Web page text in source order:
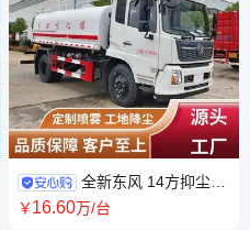
全新东风 14方抑尘车
多功能喷洒车 罐体无焊渣残留
￥16.60万/台